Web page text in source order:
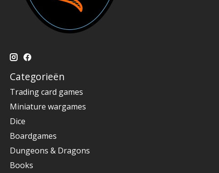
Categorieën
Trading card games
Miniature wargames
Dice
Boardgames
Dungeons & Dragons
Books